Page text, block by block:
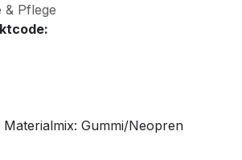
& Pflege
Gummi/Neopren